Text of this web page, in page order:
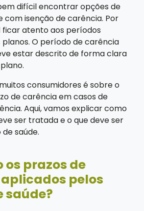
difícil encontrar opções de
com isenção de carência. Por
ficar atento aos períodos
O período de carência
estar descrito de forma clara
consumidores é sobre o
de carência em casos de
Aqui, vamos explicar como
ser tratada e o que deve ser
saúde.
os prazos de
pelos
saúde?